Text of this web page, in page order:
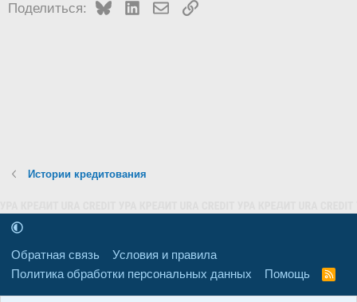
Поделиться: BlueskyLinkedInЭлектронная почта
Ссылка
Истории кредитования
Обратная связь
Условия и правила
Политика обработки персональных данных
Помощь
R